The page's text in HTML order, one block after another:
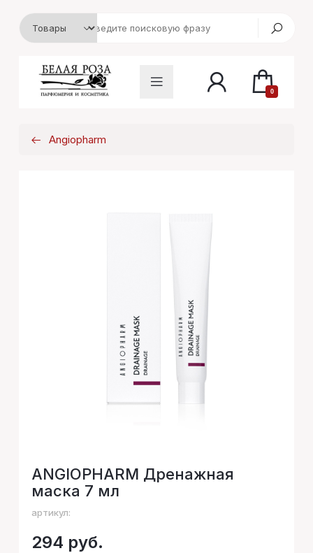
0
Angiopharm
ANGIOPHARM Дренажная
маска 7 мл
артикул:
294 руб.